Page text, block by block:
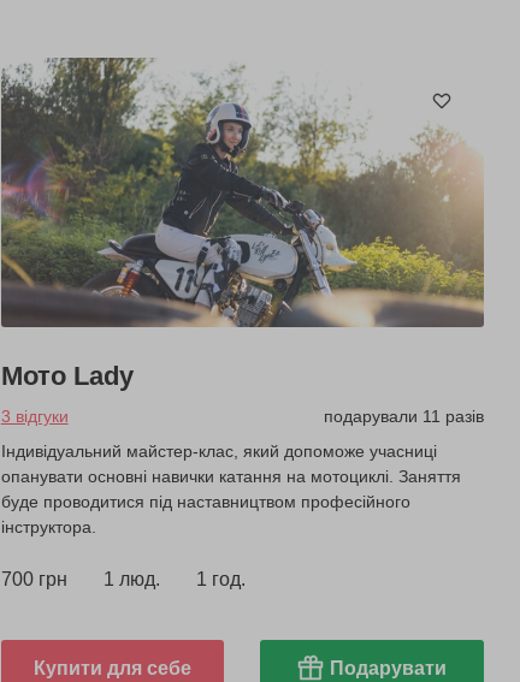
Мото Lady
3 відгуки
подарували 11 разів
Індивідуальний майстер-клас, який допоможе учасниці
опанувати основні навички катання на мотоциклі. Заняття
буде проводитися під наставництвом професійного
інструктора.
700 грн 1 люд. 1 год.
Купити для себе Подарувати